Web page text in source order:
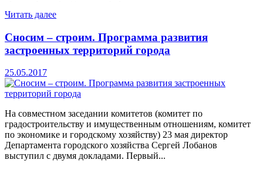
Читать далее
Сносим – строим. Программа развития
застроенных территорий города
25.05.2017
На совместном заседании комитетов (комитет по
градостроительству и имущественным отношениям, комитет
по экономике и городскому хозяйству) 23 мая директор
Департамента городского хозяйства Сергей Лобанов
выступил с двумя докладами. Первый...